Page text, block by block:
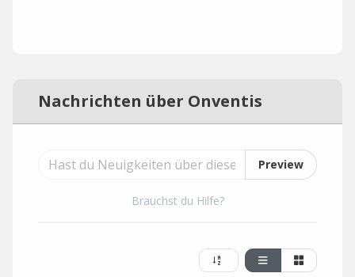
Nachrichten über Onventis
Preview
Brauchst du Hilfe?